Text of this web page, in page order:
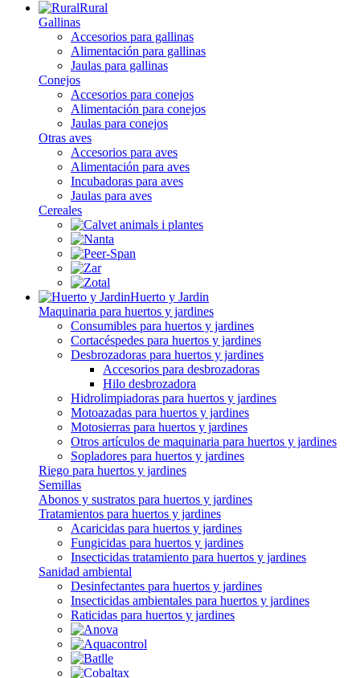
Rural
Gallinas
Accesorios para gallinas
Alimentación para gallinas
Jaulas para gallinas
Conejos
Accesorios para conejos
Alimentación para conejos
Jaulas para conejos
Otras aves
Accesorios para aves
Alimentación para aves
Incubadoras para aves
Jaulas para aves
Cereales
Huerto y Jardin
Maquinaria para huertos y jardines
Consumibles para huertos y jardines
Cortacéspedes para huertos y jardines
Desbrozadoras para huertos y jardines
Accesorios para desbrozadoras
Hilo desbrozadora
Hidrolimpiadoras para huertos y jardines
Motoazadas para huertos y jardines
Motosierras para huertos y jardines
Otros artículos de maquinaria para huertos y jardines
Sopladores para huertos y jardines
Riego para huertos y jardines
Semillas
Abonos y sustratos para huertos y jardines
Tratamientos para huertos y jardines
Acaricidas para huertos y jardines
Fungicidas para huertos y jardines
Insecticidas tratamiento para huertos y jardines
Sanidad ambiental
Desinfectantes para huertos y jardines
Insecticidas ambientales para huertos y jardines
Raticidas para huertos y jardines